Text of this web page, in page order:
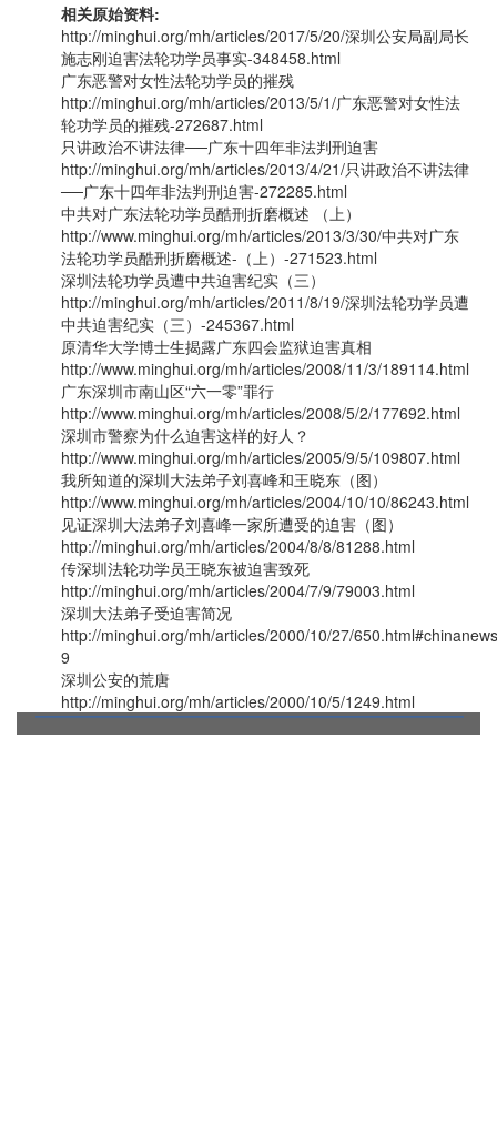
相关原始资料:
http://minghui.org/mh/articles/2017/5/20/深圳公安局副局长
施志刚迫害法轮功学员事实-348458.html
广东恶警对女性法轮功学员的摧残
http://minghui.org/mh/articles/2013/5/1/广东恶警对女性法
轮功学员的摧残-272687.html
只讲政治不讲法律──广东十四年非法判刑迫害
http://minghui.org/mh/articles/2013/4/21/只讲政治不讲法律
──广东十四年非法判刑迫害-272285.html
中共对广东法轮功学员酷刑折磨概述 （上）
http://www.minghui.org/mh/articles/2013/3/30/中共对广东
法轮功学员酷刑折磨概述-（上）-271523.html
深圳法轮功学员遭中共迫害纪实（三）
http://minghui.org/mh/articles/2011/8/19/深圳法轮功学员遭
中共迫害纪实（三）-245367.html
原清华大学博士生揭露广东四会监狱迫害真相
http://www.minghui.org/mh/articles/2008/11/3/189114.html
广东深圳市南山区“六一零”罪行
http://www.minghui.org/mh/articles/2008/5/2/177692.html
深圳市警察为什么迫害这样的好人？
http://www.minghui.org/mh/articles/2005/9/5/109807.html
我所知道的深圳大法弟子刘喜峰和王晓东（图）
http://www.minghui.org/mh/articles/2004/10/10/86243.html
见证深圳大法弟子刘喜峰一家所遭受的迫害（图）
http://minghui.org/mh/articles/2004/8/8/81288.html
传深圳法轮功学员王晓东被迫害致死
http://minghui.org/mh/articles/2004/7/9/79003.html
深圳大法弟子受迫害简况
http://minghui.org/mh/articles/2000/10/27/
9
深圳公安的荒唐
http://minghui.org/mh/articles/2000/10/5/1249.html